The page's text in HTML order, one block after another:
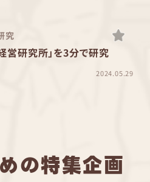
究
営研究所」を3分で研究
2024.05.29
の特集企画